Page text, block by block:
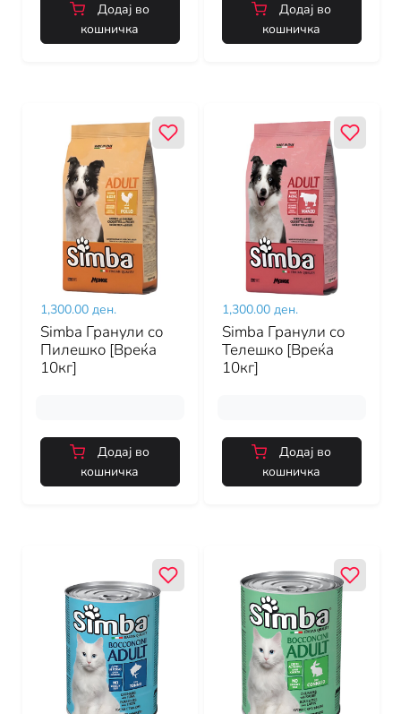
Додај во
кошничка
Додај во
кошничка
1,300.00 ден.
Simba Гранули со
Пилешко [Вреќа
10кг]
Додај во
кошничка
1,300.00 ден.
Simba Гранули со
Телешко [Вреќа
10кг]
Додај во
кошничка